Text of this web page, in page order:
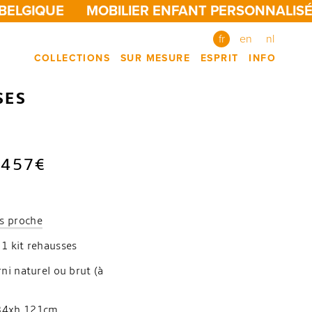
MOBILIER ENFANT
fr en nl
COLLECTIONS SUR MESURE ESPRIT INFO
proche
kit rehausses
naturel ou brut (à